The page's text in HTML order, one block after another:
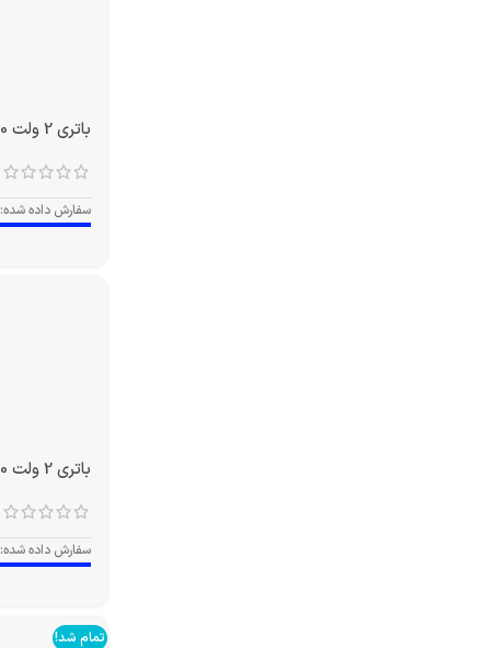
باتری 2 ولت 1500 آمپر OPZS
سفارش داده شده:
باتری 2 ولت 3000 آمپر OPZS
سفارش داده شده:
تمام شد!